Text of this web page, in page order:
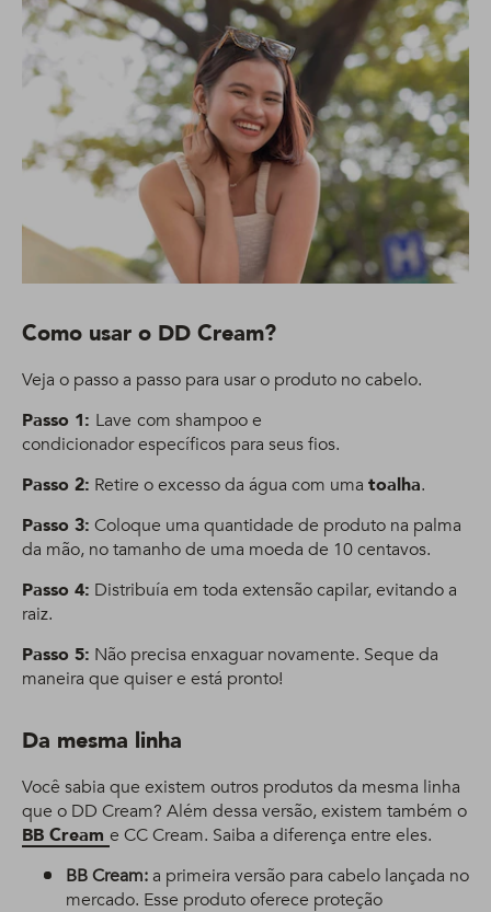
Como usar o DD Cream?
Veja o passo a passo para usar o produto no cabelo.
Passo 1: Lave com shampoo e
condicionador específicos para seus fios.
Passo 2: Retire o excesso da água com uma toalha.
Passo 3: Coloque uma quantidade de produto na palma
da mão, no tamanho de uma moeda de 10 centavos.
Passo 4: Distribuía em toda extensão capilar, evitando a
raiz.
Passo 5: Não precisa enxaguar novamente. Seque da
maneira que quiser e está pronto!
Da mesma linha
Você sabia que existem outros produtos da mesma linha
que o DD Cream? Além dessa versão, existem também o
BB Cream e CC Cream. Saiba a diferença entre eles.
BB Cream:a primeira versão para cabelo lançada no
mercado. Esse produto oferece proteção